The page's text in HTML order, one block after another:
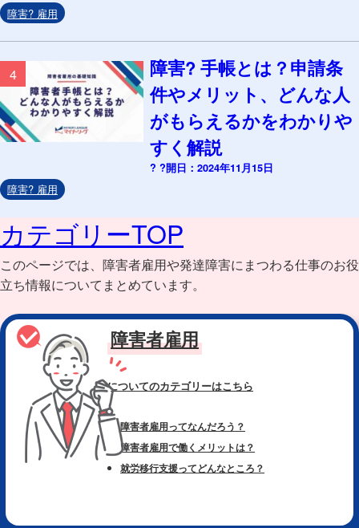
障害? 雇用
4
障害? 手帳とは？申請条
件やメリット、どんな人
がもらえるかをわかりや
すく解説
? ?開日：2024年11月15日
障害? 雇用
カテゴリーTOP
このページでは、障害者雇用や発達障害にまつわる仕事のお役
立ち情報についてまとめています。
障害者雇用
についてのカテゴリーはこちら
障害者雇用ってなんだろう？
障害者雇用で働くメリットは？
就労移行支援ってどんなところ？